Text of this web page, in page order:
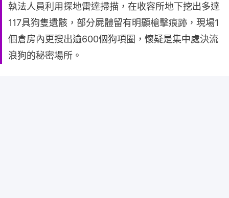
執法人員利用探地雷達掃描，在收容所地下挖出多達
117具狗隻遺骸，部分屍體留有明顯槍擊痕跡，現場1
個倉房內更搜出逾600個狗項圈，懷疑是集中處決流
浪狗的秘密場所。